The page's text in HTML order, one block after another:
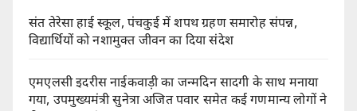
संत तेरेसा हाई स्कूल, पंचकुई में शपथ ग्रहण समारोह संपन्न,
विद्यार्थियों को नशामुक्त जीवन का दिया संदेश
एमएलसी इदरीस नाईकवाड़ी का जन्मदिन सादगी के साथ मनाया
गया, उपमुख्यमंत्री सुनेत्रा अजित पवार समेत कई गणमान्य लोगों ने